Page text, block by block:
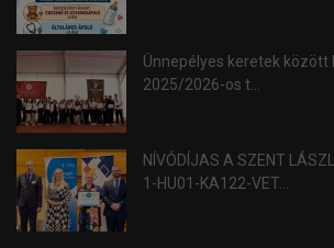
Ünnepélyes keretek
2025/2026-os t...
NÍVÓDÍJAS A SZENT
1-HU01-KA122-VET...